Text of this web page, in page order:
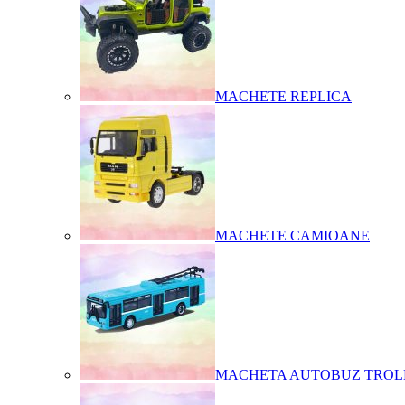
MACHETE REPLICA
MACHETE CAMIOANE
MACHETA AUTOBUZ